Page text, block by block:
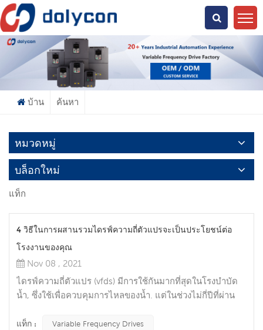
คุณกำลังมองหาอะไร?
บ้าน ค้นหา
หมวดหมู่
บล็อกใหม่
แท็ก
4 วิธีในการผสานรวมไดรฟ์ความถี่ตัวแปรจะเป็นประโยชน์ต่อ
โรงงานของคุณ
Nov 08 , 2021
ไดรฟ์ความถี่ตัวแปร (vfds) มีการใช้กันมากที่สุดในโรงบำบัด
น้ำ, ซึ่งใช้เพื่อควบคุมการไหลของน้ำ. แต่ในช่วงไม่กี่ปีที่ผ่าน
อุตสาหกรรม. การบูรณาการ VFD ในระบบอัตโนมัติของคุณมี
แท็ก : Variable Frequency Drives